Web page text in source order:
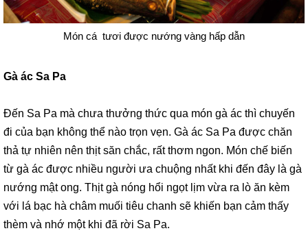
Món cá tươi được nướng vàng hấp dẫn
Gà ác Sa Pa
Đến Sa Pa mà chưa thưởng thức qua món gà ác thì chuyến
đi của bạn không thể nào trọn vẹn. Gà ác Sa Pa được chăn
thả tự nhiên nên thịt săn chắc, rất thơm ngon. Món chế biến
từ gà ác được nhiều người ưa chuộng nhất khi đến đây là gà
nướng mật ong. Thịt gà nóng hổi ngọt lịm vừa ra lò ăn kèm
với lá bạc hà châm muối tiêu chanh sẽ khiến bạn cảm thấy
thèm và nhớ một khi đã rời Sa Pa.